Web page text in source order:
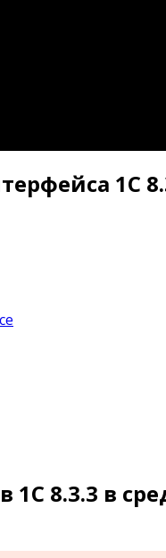
1С
8.3.3 в